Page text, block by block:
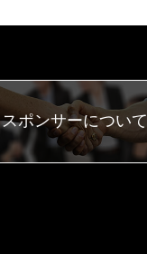
スポンサーについて